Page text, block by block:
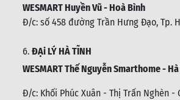
WESMART Huyền Vũ - Hoà Bình
Đ/c: số 458 đường Trần Hưng Đạo, Tp.
6. ĐẠi LÝ HÀ TĨNH
WESMART Thế Nguyễn Smarthome -
Đ/c: Khối Phúc Xuân - Thị Trấn Nghèn -